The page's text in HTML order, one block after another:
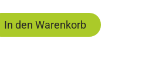
In den Warenkorb